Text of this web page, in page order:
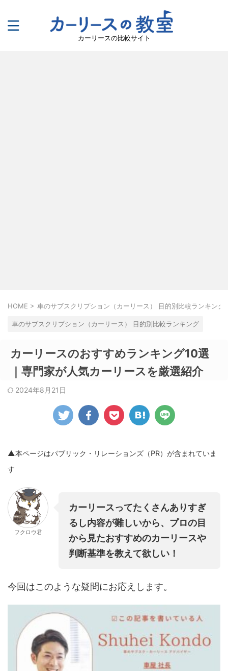
カーリースの比較サイト
HOME > 車のサブスクリプション（カーリース） 目的別比較ランキング
車のサブスクリプション（カーリース） 目的別比較ランキング
カーリースのおすすめランキング10選
｜専門家が人気カーリースを厳選紹介
2024年8月21日
▲本ページはパブリック・リレーションズ（PR） が含まれていま
す
フクロウ君
カーリースってたくさんありすぎ
るし内容が難しいから、プロの目
から見たおすすめのカーリースや
判断基準を教えて欲しい！
今回はこのような疑問にお応えします。